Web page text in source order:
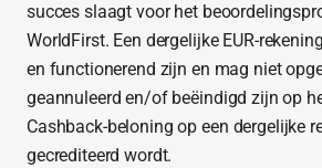
succes slaagt voor het
WorldFirst. Een dergelijke EUR-
en functionerend zijn en mag niet
geannuleerd en/of beëindigd zijn op
Cashback-beloning op een dergelijke
gecrediteerd wordt.